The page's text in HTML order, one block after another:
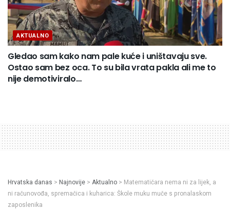
AKTUALNO
Gledao sam kako nam pale kuće i uništavaju sve.
Ostao sam bez oca. To su bila vrata pakla ali me to
nije demotiviralo…
Hrvatska danas > Najnovije > Aktualno > Matematičara nema ni za lijek, a
ni računovođa, spremačica i kuharica: Škole muku muče s pronalaskom
zaposlenika